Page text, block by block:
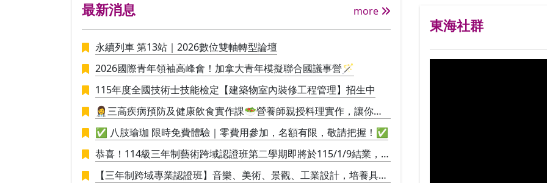
與團隊建設(合作)的三大領導才能。
最新消息 more
永續列車 第13站｜2026數位雙軸轉型論壇
2026國際青年領袖高峰會！加拿大青年模擬聯合國議事營🪄
115年度全國技術士技能檢定【建築物室內裝修工程管理】招生中
👩‍⚕️三高疾病預防及健康飲食實作課🥗營養師親授料理實作，讓你直
接應用於生活
✅ 八肢瑜珈 限時免費體驗｜零費用參加，名額有限，敬請把握！✅
恭喜！114級三年制藝術跨域認證班第二學期即將於115/1/9結業，並
進行學員學期成果展策展。
【三年制跨域專業認證班】音樂、美術、景觀、工業設計，培養具備
東海社群